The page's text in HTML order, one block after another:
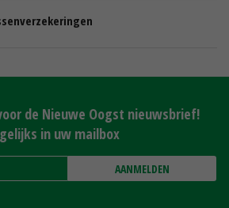
de Nieuwe Oogst nieuwsbrief!
in uw mailbox
AANMELDEN